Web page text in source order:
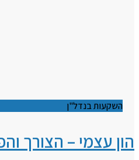
השקעות בנדל"ן
הון עצמי – הצורך